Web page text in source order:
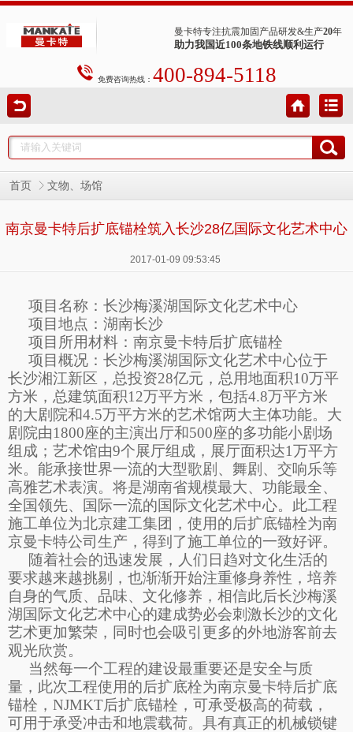
曼卡特专注抗震加固产品研发&生产20年
助力我国近100条地铁线顺利运行
免费咨询热线： 400-894-5118
首页 文物、场馆
南京曼卡特后扩底锚栓筑入长沙28亿国际文化艺术中心
2017-01-09 09:53:45
项目名称：长沙梅溪湖国际文化艺术中心
项目地点：湖南长沙
项目所用材料：南京曼卡特后扩底锚栓
项目概况：长沙梅溪湖国际文化艺术中心位于
长沙湘江新区，总投资28亿元，总用地面积10万平
方米，总建筑面积12万平方米，包括4.8万平方米
的大剧院和4.5万平方米的艺术馆两大主体功能。大
剧院由1800座的主演出厅和500座的多功能小剧场
组成；艺术馆由9个展厅组成，展厅面积达1万平方
米。能承接世界一流的大型歌剧、舞剧、交响乐等
高雅艺术表演。将是湖南省规模最大、功能最全、
全国领先、国际一流的国际文化艺术中心。此工程
施工单位为北京建工集团，使用的后扩底锚栓为南
京曼卡特公司生产，得到了施工单位的一致好评。
随着社会的迅速发展，人们日趋对文化生活的
要求越来越挑剔，也渐渐开始注重修身养性，培养
自身的气质、品味、文化修养，相信此后长沙梅溪
湖国际文化艺术中心的建成势必会刺激长沙的文化
艺术更加繁荣，同时也会吸引更多的外地游客前去
观光欣赏。
当然每一个工程的建设最重要还是安全与质
量，此次工程使用的后扩底栓为南京曼卡特后扩底
锚栓， NJMKT后扩底锚栓，可承受极高的荷载，
可用于承受冲击和地震载荷。具有真正的机械锁键